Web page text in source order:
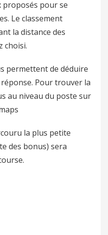
proposés pour se
Le classement
la distance des
choisi.
permettent de déduire
Pour trouver la
au niveau du poste sur
la plus petite
des bonus) sera